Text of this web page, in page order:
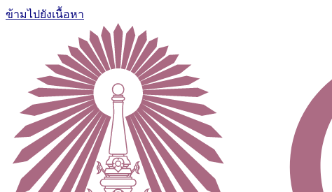
ข้ามไปยังเนื้อหา